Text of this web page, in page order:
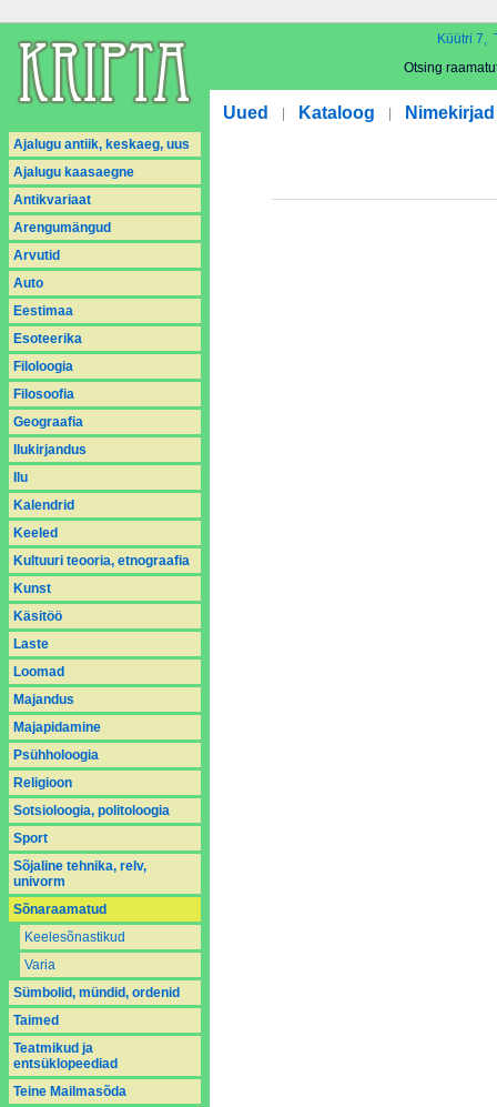
Küütri 7,
Otsing
Uued Kataloog Nimekirjad
Ajalugu antiik, keskaeg, uus
Ajalugu kaasaegne
Antikvariaat
Arengumängud
Arvutid
Auto
Eestimaa
Esoteerika
Filoloogia
Filosoofia
Geograafia
Ilukirjandus
Ilu
Kalendrid
Keeled
Kultuuri teooria, etnograafia
Kunst
Käsitöö
Laste
Loomad
Majandus
Majapidamine
Psühholoogia
Religioon
Sotsioloogia, politoloogia
Sport
Sõjaline tehnika, relv,
univorm
Sõnaraamatud
Keelesõnastikud
Varia
Sümbolid, mündid, ordenid
Taimed
Teatmikud ja
entsüklopeediad
Teine Mailmasõda